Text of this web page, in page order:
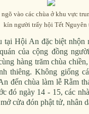
ngõ vào các chùa ở khu vực
kín người trẩy hội Tết Nguyên
tại Hội An đặc biệt nhộn
của cộng đồng
hàng trăm chùa
thiêng. Không giống
đến chùa làm lễ Rằm
đó ngày 14 - 15, các
cửa đón phật tử, nhân